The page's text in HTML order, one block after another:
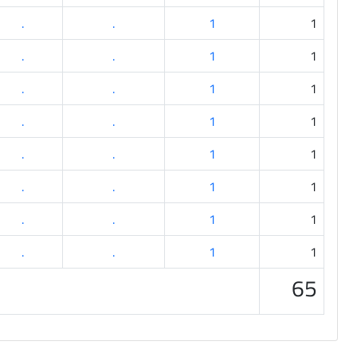
. . 1
1
. . 1
1
. . 1
1
. . 1
1
. . 1
1
. . 1
1
. . 1
1
. . 1 1
65